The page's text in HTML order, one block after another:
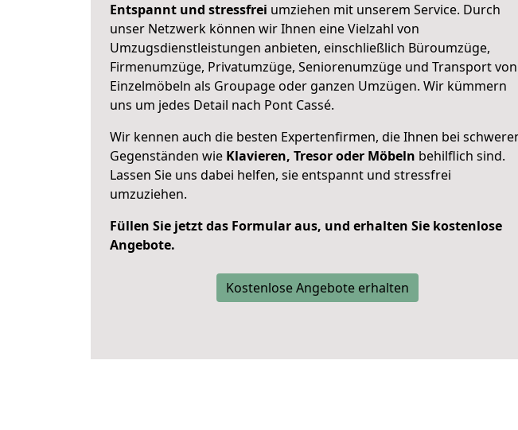
Entspannt und stressfrei umziehen mit unserem Service. Durch
unser Netzwerk können wir Ihnen eine Vielzahl von
Umzugsdienstleistungen anbieten, einschließlich Büroumzüge,
Firmenumzüge, Privatumzüge, Seniorenumzüge und Transport von
Einzelmöbeln als Groupage oder ganzen Umzügen. Wir kümmern
uns um jedes Detail nach Pont Cassé.
Wir kennen auch die besten Expertenfirmen, die Ihnen bei
Gegenständen wie Klavieren, Tresor oder Möbeln behilflich sind.
Lassen Sie uns dabei helfen, sie entspannt und stressfrei
umzuziehen.
Füllen Sie jetzt das Formular aus, und erhalten Sie kostenlose
Angebote.
Kostenlose Angebote erhalten